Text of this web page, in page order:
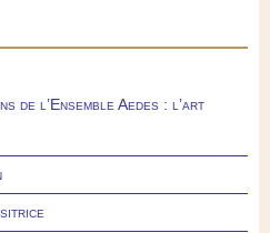
de l’Ensemble Aedes : l’art